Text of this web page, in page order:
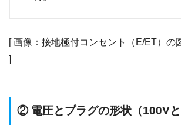
[ 画像：接地極付コンセント（E/ET）の
]
② 電圧とプラグの形状（100Vと